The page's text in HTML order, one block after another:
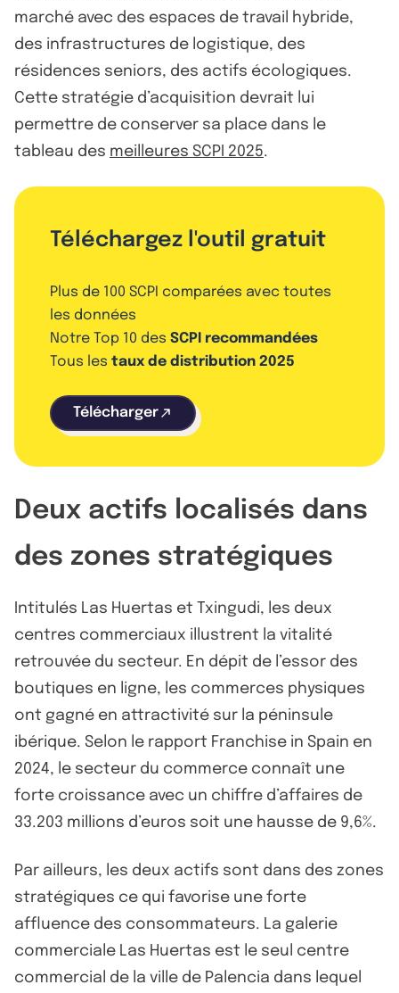
marché avec des espaces de travail hybride,
des infrastructures de logistique, des
résidences seniors, des actifs écologiques.
Cette stratégie d’acquisition devrait lui
permettre de conserver sa place dans le
tableau des meilleures SCPI 2025.
Téléchargez l'outil gratuit
Plus de 100 SCPI comparées avec toutes
les données
Notre Top 10 des SCPI recommandées
Tous les taux de distribution 2025
Télécharger
Deux actifs localisés dans
des zones stratégiques
Intitulés Las Huertas et Txingudi, les deux
centres commerciaux illustrent la vitalité
retrouvée du secteur. En dépit de l’essor des
boutiques en ligne, les commerces physiques
ont gagné en attractivité sur la péninsule
ibérique. Selon le rapport Franchise in Spain en
2024, le secteur du commerce connaît une
forte croissance avec un chiffre d’affaires de
33.203 millions d’euros soit une hausse de 9,6%.
Par ailleurs, les deux actifs sont dans des zones
stratégiques ce qui favorise une forte
affluence des consommateurs. La galerie
commerciale Las Huertas est le seul centre
commercial de la ville de Palencia dans lequel